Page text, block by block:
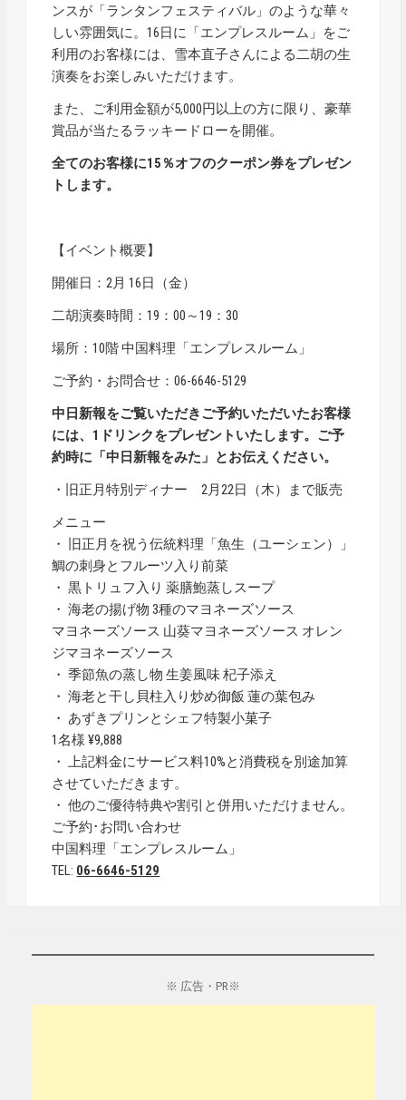
ンスが「ランタンフェスティバル」のような華々
しい雰囲気に。16日に「エンプレスルーム」をご
利用のお客様には、雪本直子さんによる二胡の生
演奏をお楽しみいただけます。
また、ご利用金額が5,000円以上の方に限り、豪華
賞品が当たるラッキードローを開催。
全てのお客様に15％オフのクーポン券をプレゼン
トします。
【イベント概要】
開催日：2月 16日（金）
二胡演奏時間：19：00～19：30
場所：10階 中国料理「エンプレスルーム」
ご予約・お問合せ：06-6646-5129
中日新報をご覧いただきご予約いただいたお客様
には、1ドリンクをプレゼントいたします。ご予
約時に「中日新報をみた」とお伝えください。
・旧正月特別ディナー 2月22日（木）まで販売
メニュー
・ 旧正月を祝う伝統料理「魚生（ユーシェン）」
鯛の刺身とフルーツ入り前菜
・ 黒トリュフ入り 薬膳鮑蒸しスープ
・ 海老の揚げ物 3種のマヨネーズソース
マヨネーズソース 山葵マヨネーズソース オレン
ジマヨネーズソース
・ 季節魚の蒸し物 生姜風味 杞子添え
・ 海老と干し貝柱入り炒め御飯 蓮の葉包み
・ あずきプリンとシェフ特製小菓子
1名様 ¥9,888
・ 上記料金にサービス料10%と消費税を別途加算
させていただきます。
・ 他のご優待特典や割引と併用いただけません。
ご予約･お問い合わせ
中国料理「エンプレスルーム」
TEL: 06-6646-5129
※ 広告・PR※